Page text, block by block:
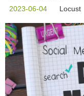
2023-06-04 Locust